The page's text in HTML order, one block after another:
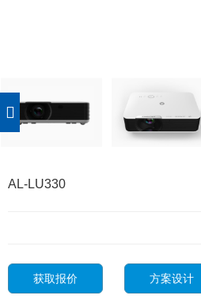
AL-LU330
获取报价 方案设计